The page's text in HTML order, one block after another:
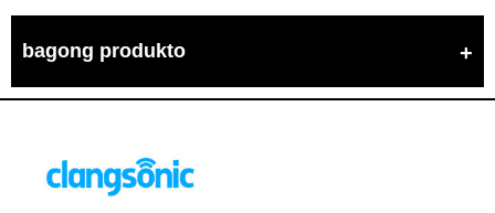
bagong produkto